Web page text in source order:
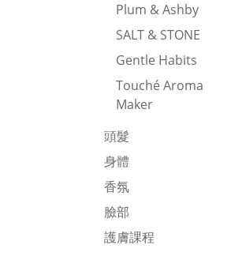
Plum & Ashby
SALT & STONE
Gentle Habits
Touché Aroma
Maker
頭髮
身體
香氛
臉部
護膚課程